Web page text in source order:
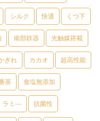
シルク 快適 くつ下
南部鉄器 光触媒搭載
ぎれ カカオ 超高性能
茶 食塩無添加
ラミ― 抗菌性